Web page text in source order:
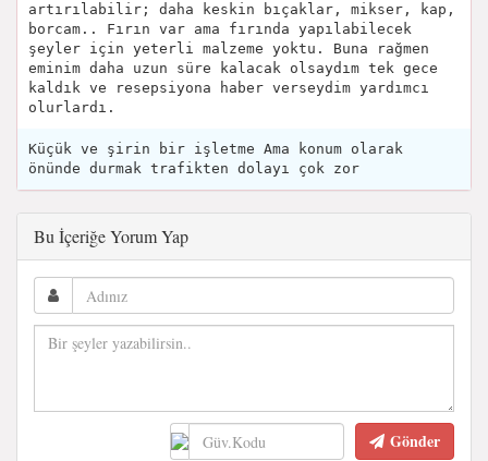
artırılabilir; daha keskin bıçaklar, mikser, kap,
borcam.. Fırın var ama fırında yapılabilecek
şeyler için yeterli malzeme yoktu. Buna rağmen
eminim daha uzun süre kalacak olsaydım tek gece
kaldık ve resepsiyona haber verseydim yardımcı
olurlardı.
Küçük ve şirin bir işletme Ama konum olarak
önünde durmak trafikten dolayı çok zor
Bu İçeriğe Yorum Yap
Gönder